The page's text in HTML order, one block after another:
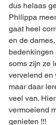
dus helaas
Philippa
gaat heel
en de
bedenkingen
soms zijn ze
vervelend en
maar daar
veel van.
vermoeiend
genieten !!!